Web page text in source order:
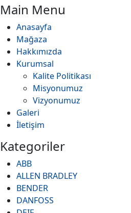
Main Menu
Anasayfa
Mağaza
Hakkımızda
Kurumsal
Kalite Politikası
Misyonumuz
Vizyonumuz
Galeri
İletişim
Kategoriler
ABB
ALLEN BRADLEY
BENDER
DANFOSS